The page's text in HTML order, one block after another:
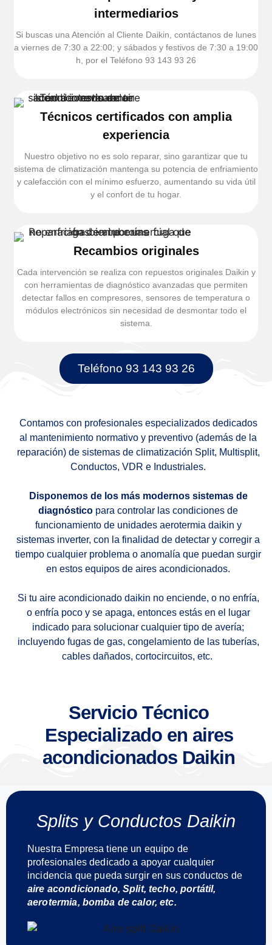
intermediarios
Si buscas una Atención al Cliente Daikin, contáctanos de lunes
a viernes de 7:30 a 22:00; y sábados y festivos de 7:30 a 19:00
h, por el Teléfono 93 143 93 26
Técnicos certificados con amplia
experiencia
Nuestro objetivo no es solo reparar, sino garantizar que tu
sistema de climatización mantenga su potencia de enfriamiento
y calefacción con el mínimo esfuerzo, aumentando su vida útil
y el confort de tu hogar.
Recambios originales
Cada intervención se realiza con repuestos originales Daikin y
con herramientas de diagnóstico avanzadas que permiten
detectar fallos en compresores, sensores de temperatura o
módulos electrónicos sin necesidad de desmontar todo el
sistema.
Teléfono 93 143 93 26
Servicio Técnico
Especializado en aires
acondicionados Daikin
Contamos con profesionales especializados dedicados
al mantenimiento normativo y preventivo (además de la
reparación) de sistemas de climatización Split, Multisplit,
Conductos, VDR e Industriales.
Disponemos de los más modernos sistemas de
diagnóstico para controlar las condiciones de
funcionamiento de unidades aerotermia daikin y
sistemas inverter, con la finalidad de detectar y corregir a
tiempo cualquier problema o anomalía que puedan surgir
en estos equipos de aires acondicionados.
Si tu aire acondicionado daikin no enciende, o no enfría,
o enfría poco y se apaga, entonces estás en el lugar
indicado para solucionar cualquier tipo de avería;
incluyendo fugas de gas, congelamiento de las tuberías,
cables dañados, cortocircuitos, etc.
Splits y Conductos Daikin
Nuestra Empresa tiene un equipo de
profesionales dedicado a apoyar cualquier
incidencia que pueda surgir en sus conductos de
aire acondicionado, Split, techo, portátil,
aerotermia, bomba de calor, etc.